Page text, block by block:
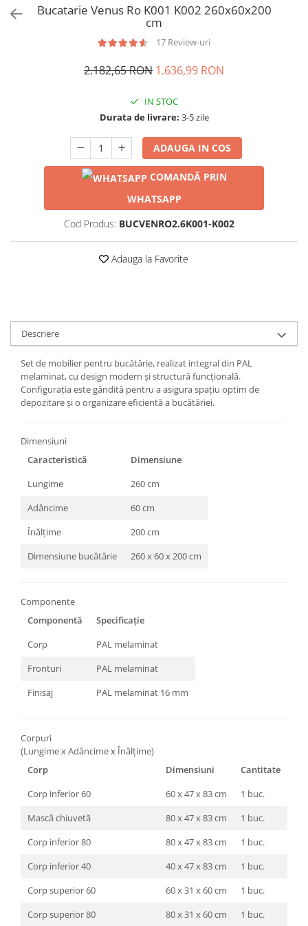
Bucatarie Venus Ro K001 K002 260x60x200
cm
17 Review-uri
2.182,65 RON 1.636,99 RON
IN STOC
Durata de livrare: 3-5 zile
ADAUGA IN COS
COMANDĂ PRIN
WHATSAPP
Cod Produs: BUCVENRO2.6K001-K002
Adauga la Favorite
Descriere
Set de mobilier pentru bucătărie, realizat integral din PAL
melaminat, cu design modern și structură funcțională.
Configurația este gândită pentru a asigura spațiu optim de
depozitare și o organizare eficientă a bucătăriei.
Dimensiuni
Caracteristică
Dimensiune
Lungime
260 cm
Adâncime
60 cm
Înălțime
200 cm
Dimensiune bucătărie
260 x 60 x 200 cm
Componente
Componentă
Specificație
Corp
PAL melaminat
Fronturi
PAL melaminat
Finisaj
PAL melaminat 16 mm
Corpuri
(Lungime x Adâncime x Înălțime)
Corp
Dimensiuni
Cantitate
Corp inferior 60
60 x 47 x 83 cm
1 buc.
Mască chiuvetă
80 x 47 x 83 cm
1 buc.
Corp inferior 80
80 x 47 x 83 cm
1 buc.
Corp inferior 40
40 x 47 x 83 cm
1 buc.
Corp superior 60
60 x 31 x 60 cm
1 buc.
Corp superior 80
80 x 31 x 60 cm 1 buc.